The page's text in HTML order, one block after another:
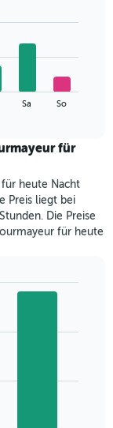
Sa So
für
heute Nacht
Preis liegt bei
Die Preise
für heute